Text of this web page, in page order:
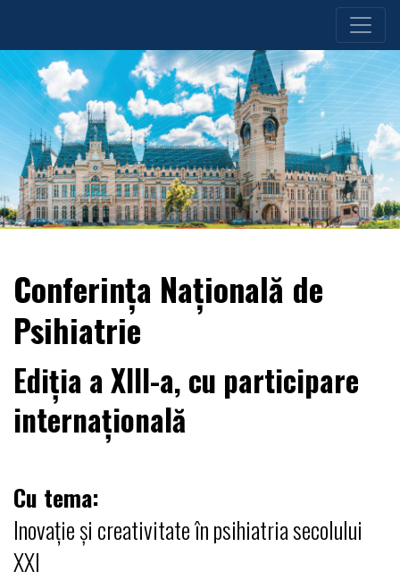
Conferința Națională de
Psihiatrie
Ediția a XIII-a, cu participare
internațională
Cu tema:
Inovație și creativitate în psihiatria secolului
XXI